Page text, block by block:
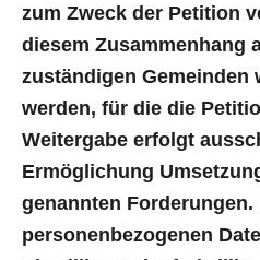
zum Zweck der Petition
diesem Zusammenhang
zuständigen Gemeinden
werden, für die die
Weitergabe erfolgt
Ermöglichung
genannten Forderungen.
personenbezogenen